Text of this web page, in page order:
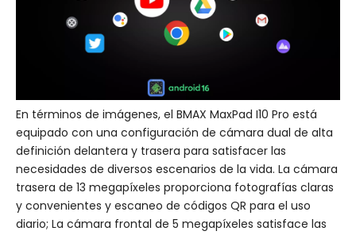
En términos de imágenes, el BMAX MaxPad I10 Pro está
equipado con una configuración de cámara dual de alta
definición delantera y trasera para satisfacer las
necesidades de diversos escenarios de la vida. La cámara
trasera de 13 megapíxeles proporciona fotografías claras
y convenientes y escaneo de códigos QR para el uso
diario; La cámara frontal de 5 megapíxeles satisface las